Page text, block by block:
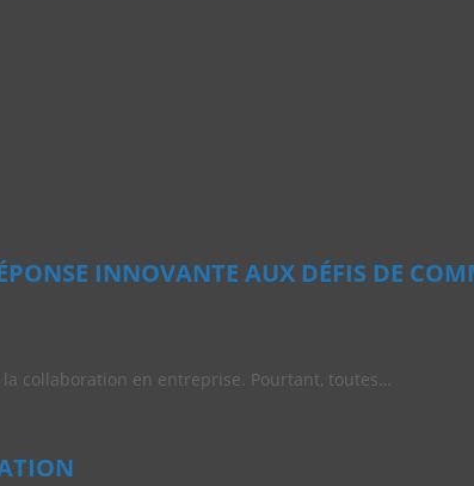
INNOVANTE AUX DÉFIS DE
collaboration en entreprise. Pourtant, toutes…